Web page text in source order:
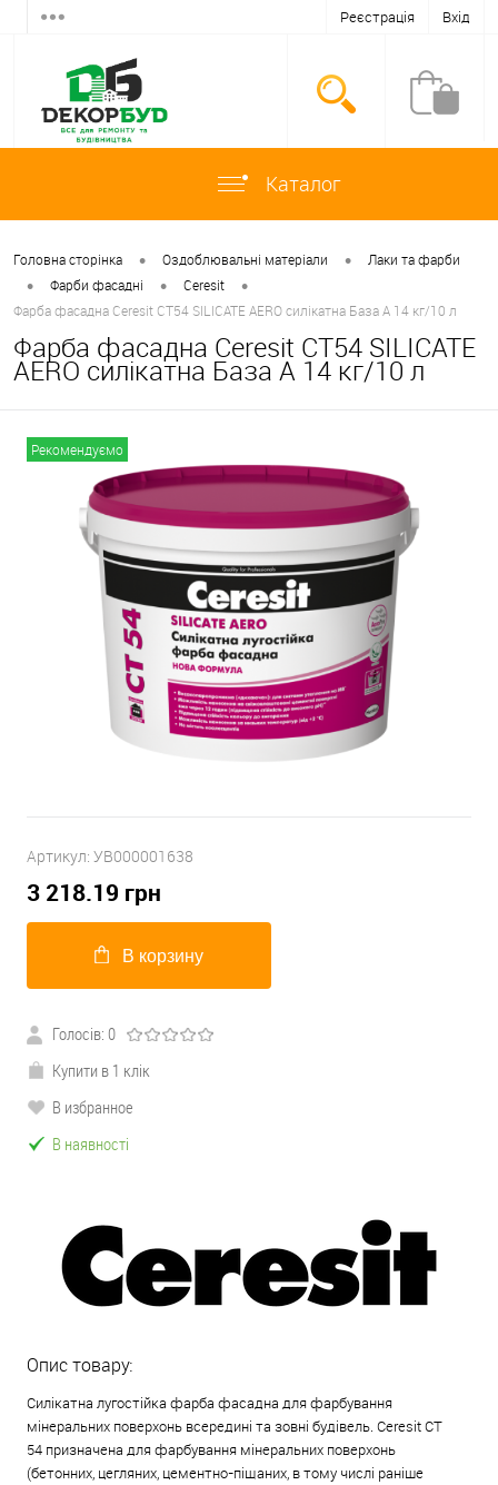
Реєстрація Вхід
Каталог
Головна сторінка • Оздоблювальні матеріали • Лаки та фарби
• Фарби фасадні • Ceresit •
Фарба фасадна Ceresit CT54 SILICATE AERO силікатна База А 14 кг/10 л
Фарба фасадна Ceresit CT54 SILICATE
AERO силікатна База А 14 кг/10 л
Рекомендуємо
Артикул: УВ000001638
3 218.19 грн
В корзину
Голосів: 0
Купити в 1 клік
В избранное
В наявності
Опис товару:
Силікатна лугостійка фарба фасадна для фарбування
мінеральних поверхонь всередині та зовні будівель. Ceresit СТ
54 призначена для фарбування мінеральних поверхонь
(бетонних, цегляних, цементно-піщаних, в тому числі раніше